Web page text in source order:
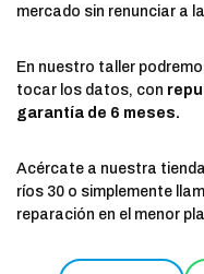
mercado sin renunciar a
En nuestro taller
tocar los datos, con
garantía de 6 meses.
Acércate a nuestra
ríos 30 o simplemente
reparación en el menor